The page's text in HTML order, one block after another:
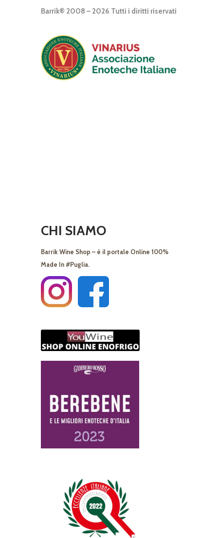
Barrik® 2008 – 2026 Tutti i diritti riservati
CHI SIAMO
Barrik Wine Shop – è il portale Online 100%
Made In #Puglia.